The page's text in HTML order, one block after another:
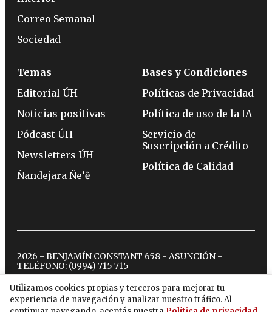
Utilizamos cookies propias y terceros para mejorar tu
experiencia de navegación y analizar nuestro tráfico. Al
Correo Semanal
Sociedad
Temas
Editorial ÚH
Noticias positivas
Pódcast ÚH
Newsletters ÚH
Ñandejara Ñe’ẽ
Bases y Condiciones
Políticas de Privacidad
Política de uso de la IA
Servicio de
Suscripción a Crédito
Política de Calidad
2026 - BENJAMÍN CONSTANT 658 - ASUNCIÓN -
TELÉFONO: (0994) 715 715
twitterinstagram
facebook
tiktokyoutubespotify